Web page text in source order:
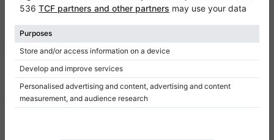
FAQ
Contatto
Chi siamo
Scrivi una recensione